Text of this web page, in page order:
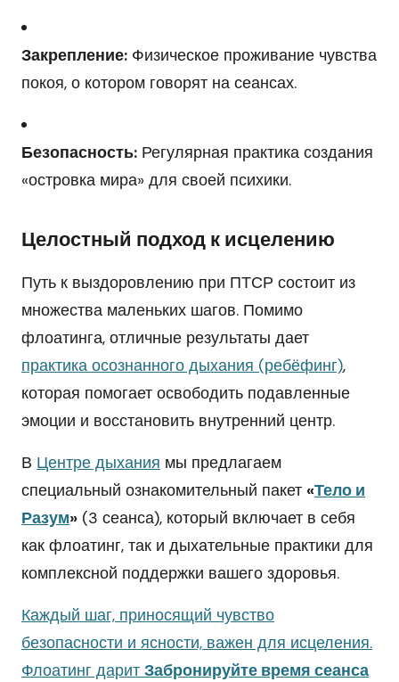
Закрепление: Физическое проживание чувства
покоя, о котором говорят на сеансах.
Безопасность: Регулярная практика создания
«островка мира» для своей психики.
Целостный подход к исцелению
Путь к выздоровлению при ПТСР состоит из
множества маленьких шагов. Помимо
флоатинга, отличные результаты дает
практика осознанного дыхания (ребёфинг),
которая помогает освободить подавленные
эмоции и восстановить внутренний центр.
В Центре дыхания мы предлагаем
специальный ознакомительный пакет «Тело и
Разум» (3 сеанса), который включает в себя
как флоатинг, так и дыхательные практики для
комплексной поддержки вашего здоровья.
Каждый шаг, приносящий чувство
безопасности и ясности, важен для исцеления.
Флоатинг дарит Забронируйте время сеанса